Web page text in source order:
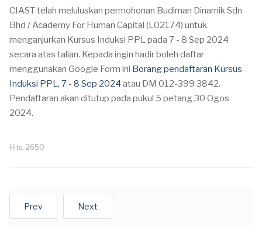
CIAST telah meluluskan permohonan Budiman Dinamik Sdn
Bhd / Academy For Human Capital (L02174) untuk
menganjurkan Kursus Induksi PPL pada 7 - 8 Sep 2024
secara atas talian. Kepada ingin hadir boleh daftar
menggunakan Google Form ini Borang pendaftaran Kursus
Induksi PPL, 7 - 8 Sep 2024 atau DM 012-399 3842.
Pendaftaran akan ditutup pada pukul 5 petang 30 Ogos
2024.
Hits: 2650
Prev Next